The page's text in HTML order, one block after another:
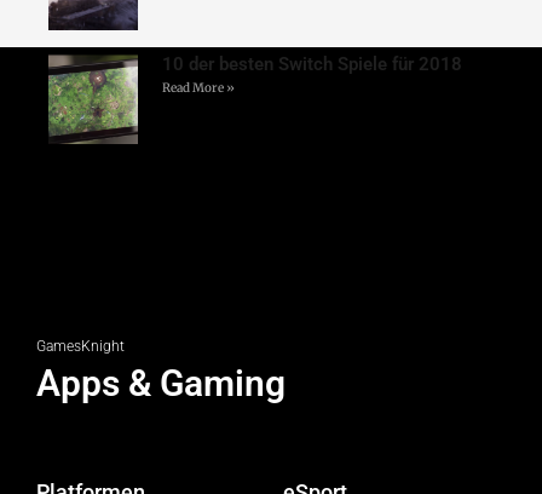
10 der besten Switch Spiele für 2018
Read More »
GamesKnight
Apps & Gaming